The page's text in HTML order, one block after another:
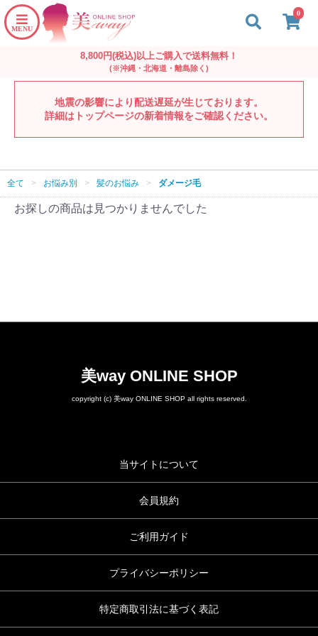
0
8,800円(税込)以上ご購入で送料無料！
(※沖縄・北海道・離島除く)
地震の影響により配送遅延が生じております。
詳細はトップページの新着情報をご確認ください。
全て > お悩み別 > 髪のお悩み > ダメージ毛
お探しの商品は見つかりませんでした
美way ONLINE SHOP
copyright (c) 美way ONLINE SHOP all rights reserved.
当サイトについて
会員規約
ご利用ガイド
プライバシーポリシー
特定商取引法に基づく表記